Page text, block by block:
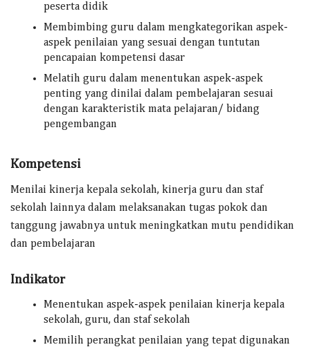
peserta didik
Membimbing guru dalam mengkategorikan aspek-
aspek penilaian yang sesuai dengan tuntutan
pencapaian kompetensi dasar
Melatih guru dalam menentukan aspek-aspek
penting yang dinilai dalam pembelajaran sesuai
dengan karakteristik mata pelajaran/ bidang
pengembangan
Kompetensi
Menilai kinerja kepala sekolah, kinerja guru dan staf
sekolah lainnya dalam melaksanakan tugas pokok dan
tanggung jawabnya untuk meningkatkan mutu pendidikan
dan pembelajaran
Indikator
Menentukan aspek-aspek penilaian kinerja kepala
sekolah, guru, dan staf sekolah
Memilih perangkat penilaian yang tepat digunakan